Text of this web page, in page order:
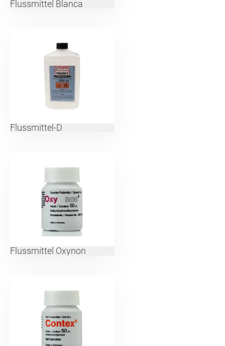
Flussmittel Blanca
Flussmittel-D
Flussmittel Oxynon